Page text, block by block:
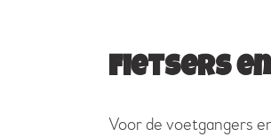
Fietsers
Voor de voetgangers